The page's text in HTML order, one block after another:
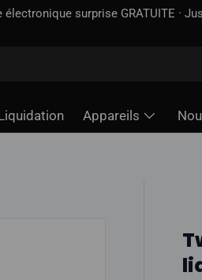
— contrairement à certains sites
Appareils